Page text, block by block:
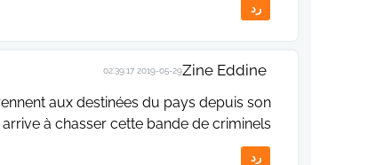
رد
Zine Eddine
2019-05-29 02:39:17
aux destinées du pays depuis son
à chasser cette bande de criminels.
رد